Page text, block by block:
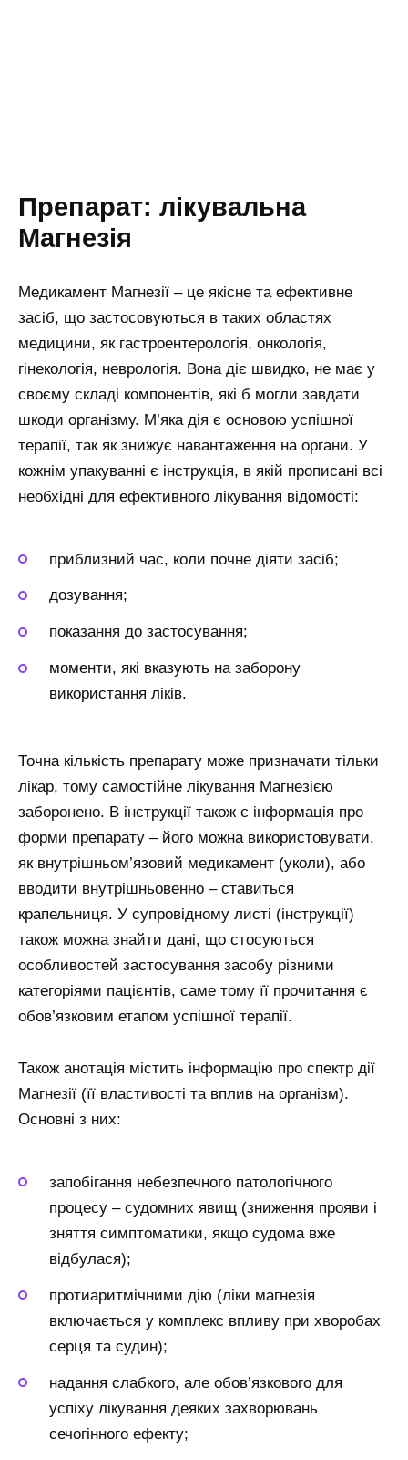
Препарат: лікувальна
Магнезія
Медикамент Магнезії – це якісне та ефективне
засіб, що застосовуються в таких областях
медицини, як гастроентерологія, онкологія,
гінекологія, неврологія. Вона діє швидко, не має у
своєму складі компонентів, які б могли завдати
шкоди організму. М’яка дія є основою успішної
терапії, так як знижує навантаження на органи. У
кожнім упакуванні є інструкція, в якій прописані всі
необхідні для ефективного лікування відомості:
приблизний час, коли почне діяти засіб;
дозування;
показання до застосування;
моменти, які вказують на заборону
використання ліків.
Точна кількість препарату може призначати тільки
лікар, тому самостійне лікування Магнезією
заборонено. В інструкції також є інформація про
форми препарату – його можна використовувати,
як внутрішньом’язовий медикамент (уколи), або
вводити внутрішньовенно – ставиться
крапельниця. У супровідному листі (інструкції)
також можна знайти дані, що стосуються
особливостей застосування засобу різними
категоріями пацієнтів, саме тому її прочитання є
обов’язковим етапом успішної терапії.
Також анотація містить інформацію про спектр дії
Магнезії (її властивості та вплив на організм).
Основні з них:
запобігання небезпечного патологічного
процесу – судомних явищ (зниження прояви і
зняття симптоматики, якщо судома вже
відбулася);
протиаритмічними дію (ліки магнезія
включається у комплекс впливу при хворобах
серця та судин);
надання слабкого, але обов’язкового для
успіху лікування деяких захворювань
сечогінного ефекту;